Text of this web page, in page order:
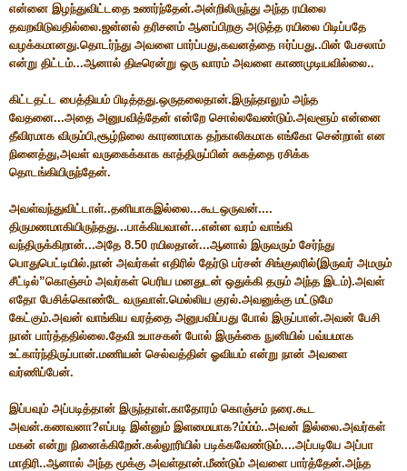
என்னை இழந்துவிட்டதை உணர்ந்தேன்.அன்றிலிருந்து அந்த ரயிலை
தவறவிடுவதில்லை.ஜன்னல் தரிசனம் ஆனப்பிறகு அடுத்த ரயிலை பிடிப்பதே
வழக்கமானது.தொடர்ந்து அவளை பார்ப்பது,கவனத்தை ஈர்ப்பது..பின் பேசலாம்
என்று திட்டம்...ஆனால் திடீரென்று ஒரு வாரம் அவளை காணமுடியவில்லை..
கிட்டதட்ட பைத்தியம் பிடித்தது.ஒருதலைதான்.இருந்தாலும் அந்த
வேதனை...அதை அனுபவித்தேன் என்றே சொல்லவேண்டும்.அவளூம் என்னை
தீவிரமாக விரும்பி,சூழ்நிலை காரணமாக தற்காலிகமாக எங்கோ சென்றாள் என
நினைத்து,அவள் வருகைக்காக காத்திருப்பின் சுகத்தை ரசிக்க
தொடங்கியிருந்தேன்.
அவள்வந்துவிட்டாள்..தனியாகஇல்லை...கூடஒருவன்....
திருமணமாகியிருந்தது...பாக்கியவான்...என்ன வரம் வாங்கி
வந்திருக்கிறான்...அதே 8.50 ரயிலதான்...ஆனால் இருவரும் சேர்ந்து
பொதுபெட்டியில்.நான் அவர்கள் எதிரில் தேர்டு பர்சன் சிங்குலரில்(இருவர் அமரும்
சீட்டில்”கொஞ்சம் அவர்கள் பெரிய மனதுடன் ஒதுக்கி தரும் அந்த இடம்).அவள்
எதோ பேசிக்கொண்டே வருவாள்.மெல்லிய குரல்.அவனுக்கு மட்டுமே
கேட்கும்.அவன் வாங்கிய வரத்தை அனுபவிப்பது போல் இருப்பான்.அவன் பேசி
நான் பார்த்ததில்லை.தேவி உபாசகன் போல் இருக்கை நுனியில் பவ்யமாக
உட்கார்ந்திருப்பான்.மணியன் செல்வத்தின் ஓவியம் என்று நான் அவளை
வர்ணிப்பேன்.
இப்பவும் அப்படித்தான் இருந்தாள்.காதோரம் கொஞ்சம் நரை.கூட
அவன்.கணவனா?எப்படி இன்னும் இளமையாக?ம்ம்ம்..அவன் இல்லை.அவர்கள்
மகன் என்று நினைக்கிறேன்.கல்லூரியில் படிக்கவேண்டும்....அப்படியே அப்பா
மாதிரி..ஆனால் அந்த மூக்கு அவள்தான்.மீண்டும் அவளை பார்த்தேன்.அந்த